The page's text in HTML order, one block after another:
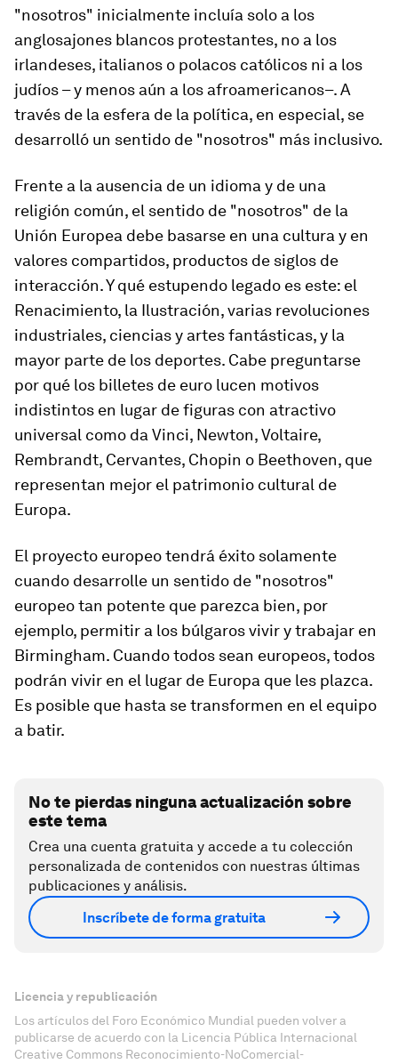
"nosotros" inicialmente incluía solo a los
anglosajones blancos protestantes, no a los
irlandeses, italianos o polacos católicos ni a los
judíos – y menos aún a los afroamericanos–. A
través de la esfera de la política, en especial, se
desarrolló un sentido de "nosotros" más inclusivo.
Frente a la ausencia de un idioma y de una
religión común, el sentido de "nosotros" de la
Unión Europea debe basarse en una cultura y en
valores compartidos, productos de siglos de
interacción. Y qué estupendo legado es este: el
Renacimiento, la Ilustración, varias revoluciones
industriales, ciencias y artes fantásticas, y la
mayor parte de los deportes. Cabe preguntarse
por qué los billetes de euro lucen motivos
indistintos en lugar de figuras con atractivo
universal como da Vinci, Newton, Voltaire,
Rembrandt, Cervantes, Chopin o Beethoven, que
representan mejor el patrimonio cultural de
Europa.
El proyecto europeo tendrá éxito solamente
cuando desarrolle un sentido de "nosotros"
europeo tan potente que parezca bien, por
ejemplo, permitir a los búlgaros vivir y trabajar en
Birmingham. Cuando todos sean europeos, todos
podrán vivir en el lugar de Europa que les plazca.
Es posible que hasta se transformen en el equipo
a batir.
No te pierdas ninguna actualización sobre
este tema
Crea una cuenta gratuita y accede a tu colección
personalizada de contenidos con nuestras últimas
publicaciones y análisis.
Inscríbete de forma gratuita
Licencia y republicación
Los artículos del Foro Económico Mundial pueden volver a
publicarse de acuerdo con la Licencia Pública Internacional
Creative Commons Reconocimiento-NoComercial-